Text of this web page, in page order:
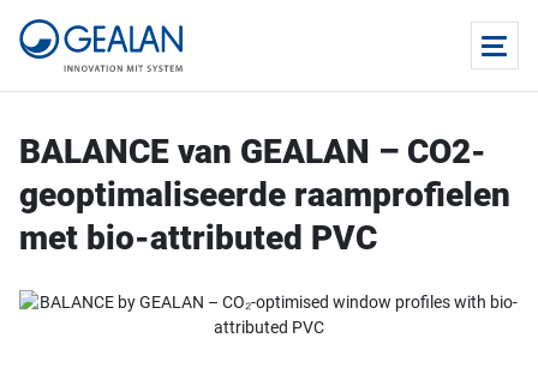
BALANCE van GEALAN – CO2-
geoptimaliseerde raamprofielen
met bio-attributed PVC